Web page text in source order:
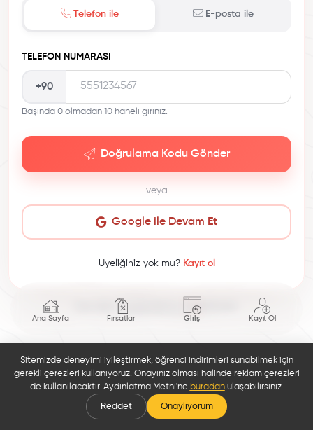
Ana Sayfa Fırsatlar Giriş Kayıt Ol
Telefon ile E-posta ile
TELEFON NUMARASI
+90
Başında 0 olmadan 10 haneli giriniz.
Doğrulama Kodu Gönder
veya
Google ile Devam Et
Üyeliğiniz yok mu? Kayıt ol
This site is protected by reCAPTCHA.
Sitemizde deneyimi iyileştirmek, öğrenci indirimleri sunabilmek için
gerekli çerezleri kullanıyoruz. Onayınız olması halinde reklam çerezleri
de kullanılacaktır. Aydınlatma Metni'ne buradanulaşabilirsiniz.
Reddet Onaylıyorum